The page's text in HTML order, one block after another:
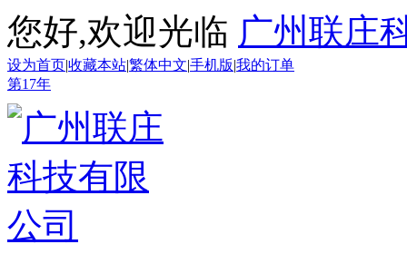
您好,欢迎光临 广州联庄
设为首页|收藏本站|繁体中文|手机版|我的订单
第17年